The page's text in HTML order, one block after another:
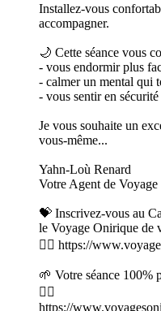
Installez-vous
accompagner.
🌙 Cette séance vous
- vous endormir plus
- calmer un mental qui
- vous sentir en
Je vous souhaite un
vous-même...
Yahn-Loù Renard
Votre Agent de Voyage
💝 Inscrivez-vous au
le Voyage Onirique de
👉🏻 https://
🌱 Votre séance 100%
👉🏻
https://